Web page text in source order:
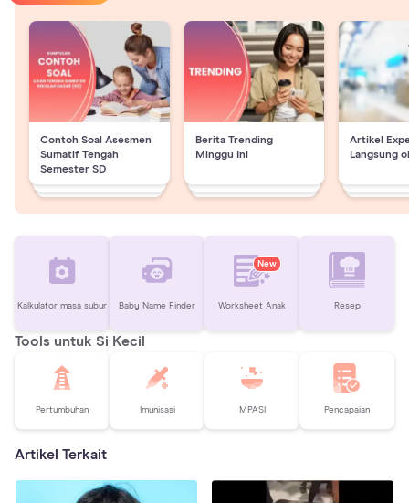
Contoh Soal Asesmen
Sumatif Tengah
Semester SD
Berita Trending
Minggu Ini
Artikel
Langsung
Kalkulator masa subur Baby Name Finder
New
Worksheet Anak Resep
Tools untuk Si Kecil
Pertumbuhan Imunisasi MPASI Pencapaian
Artikel Terkait